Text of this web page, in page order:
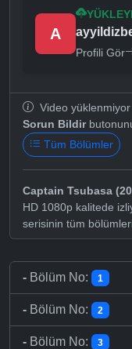
A
Profili Gör
Video
Sorun Bildir
Tüm Bölümler
Captain Tsubasa
HD 1080p kalitede
serisinin tüm
- Bölüm No: 1
- Bölüm No: 2
- Bölüm No: 3